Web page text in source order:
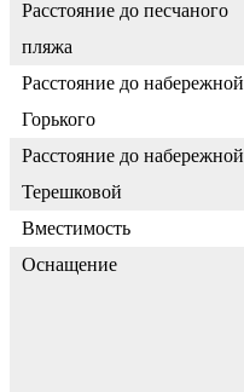
Расстояние до песчаного
пляжа
Расстояние до набережной
Горького
Расстояние до набережной
Терешковой
Вместимость
Оснащение